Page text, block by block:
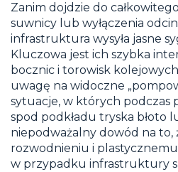
Zanim dojdzie do
suwnicy lub wyłączenia
infrastruktura wysyła jasne
Kluczowa jest ich szybka
bocznic i torowisk
uwagę na widoczne
sytuacje, w których podczas
spod podkładu tryska błoto
niepodważalny dowód na to,
rozwodnieniu i
w przypadku infrastruktury